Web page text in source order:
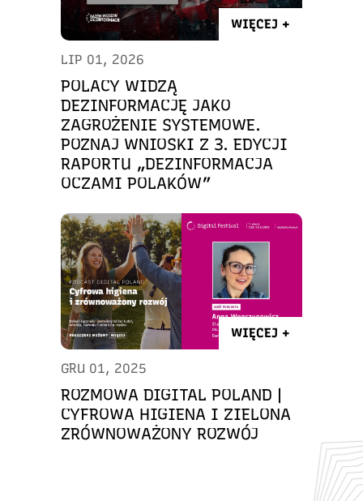
WIĘCEJ +
LIP 01, 2026
POLACY WIDZĄ
DEZINFORMACJĘ JAKO
ZAGROŻENIE SYSTEMOWE.
POZNAJ WNIOSKI Z 3. EDYCJI
RAPORTU „DEZINFORMACJA
OCZAMI POLAKÓW”
WIĘCEJ +
GRU 01, 2025
ROZMOWA DIGITAL POLAND |
CYFROWA HIGIENA I ZIELONA
ZRÓWNOWAŻONY ROZWÓJ